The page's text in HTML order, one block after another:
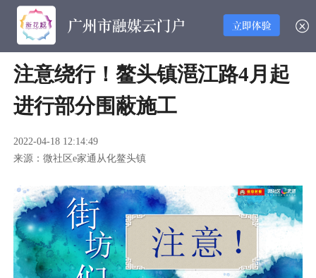
注意绕行！鳌头镇潖江路4月起
进行部分围蔽施工
2022-04-18 12:14:49
来源：微社区e家通从化鳌头镇